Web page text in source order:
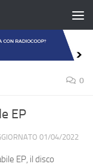
0
EP
01/04/2022
EP, il disco